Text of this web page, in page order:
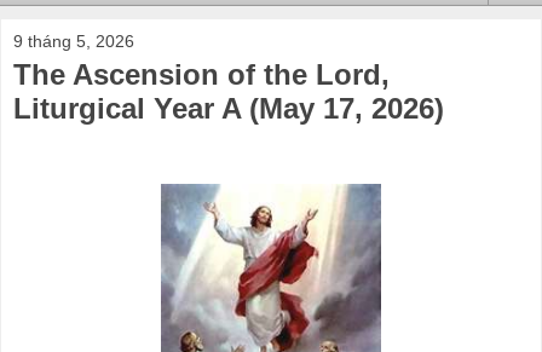
9 tháng 5, 2026
The Ascension of the Lord,
Liturgical Year A (May 17, 2026)